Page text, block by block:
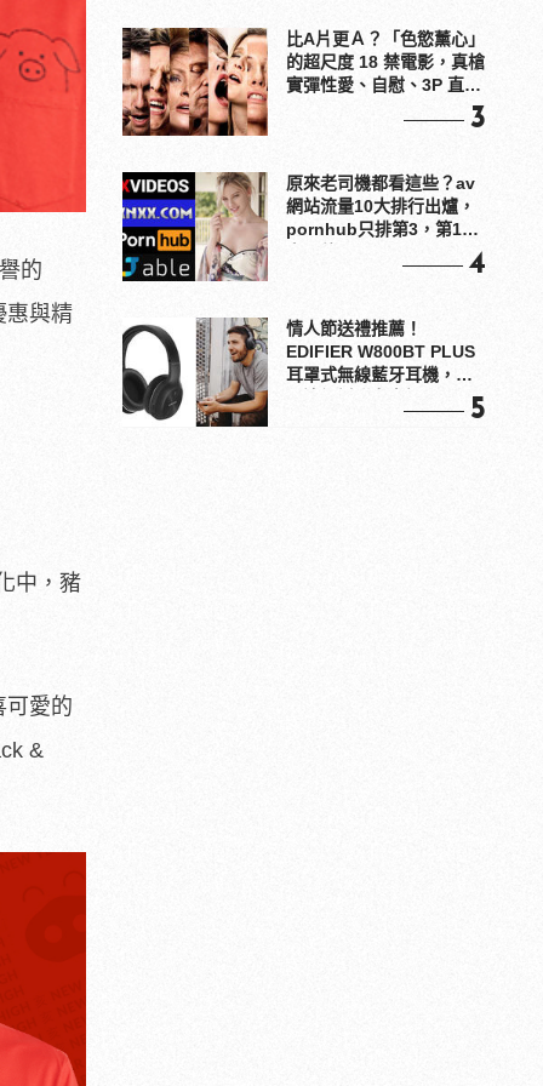
的
惠與精
中，豬
可愛的
&
比A片更Ａ？「色慾薰心」
的超尺度 18 禁電影，真槍
實彈性愛、自慰、3P 直接
3
原來老司機都看這些？av
網站流量10大排行出爐，
pornhub只排第3，第1名
4
情人節送禮推薦！
EDIFIER W800BT PLUS
耳罩式無線藍牙耳機，在
5